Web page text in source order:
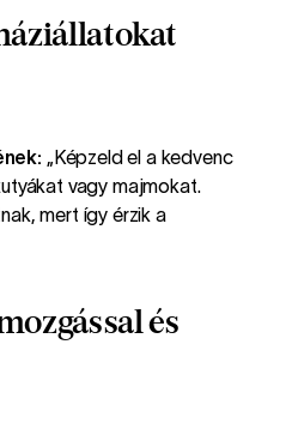
„Képzeld el a kedvenc
vagy majmokat.
mert így érzik a
és